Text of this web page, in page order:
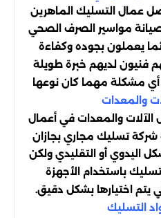
عمال التسليك الماهرين
مواسير الصرف الصحي
يعملون بجوده وكفاءة
فنيون لديهم خبرة طويلة
مشكلة مهما كان نوعها
والمعدات
والمعدات في أعمال
شركة تسليك مجاري بجازان
اليدوي أو التقليدي ولكن
باستخدام الأجهزة
يتم اختيارها بشكل دقيق.
التسليك